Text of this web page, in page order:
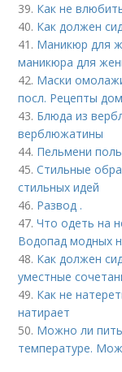
39. Как не
40. Как должен
41. Маникюр для
маникюра для
42. Маски
посл. Рецепты
43. Блюда из
верблюжатины
44. Пельмени
45.Стильные
стильных идей
46. Развод .
47.Что одеть на
Водопад модных
48. Как должен
уместные
49. Как не
натирает
50. Можно ли
температуре.